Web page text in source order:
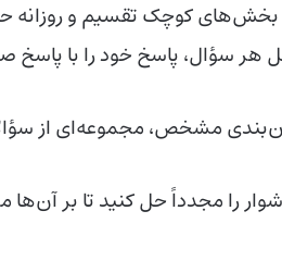
بخش‌های کوچک تقسیم و روزانه
هر سؤال، پاسخ خود را با پاسخ
مشخص، مجموعه‌ای از
را مجدداً حل کنید تا بر